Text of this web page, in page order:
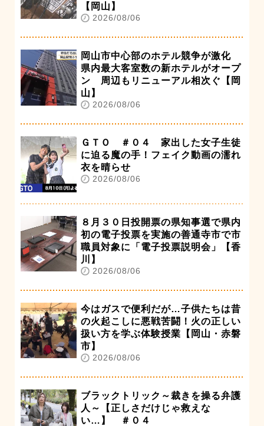
【岡山】
2026/08/06
岡山市中心部のホテル競争が激化
県内最大客室数の新ホテルがオープ
ン 周辺もリニューアル相次ぐ【岡
山】
2026/08/06
ＧＴＯ ＃０４ 家出した女子生徒
に迫る魔の手！フェイク動画の濡れ
衣を晴らせ
2026/08/06
８月３０日投開票の県知事選で県内
初の電子投票を実施の善通寺市で市
職員対象に「電子投票説明会」【香
川】
2026/08/06
今はガスで便利だが…子供たちは昔
の火起こしに悪戦苦闘！火の正しい
扱い方を学ぶ体験授業【岡山・赤磐
市】
2026/08/06
ブラックトリック～裁きを操る弁護
人～【正しさだけじゃ救えな
い…】 ＃０４